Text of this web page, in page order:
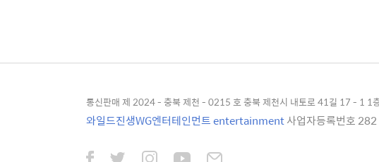
통신판매 제 2024 - 충북 제천 - 0215 호 충북 제천시 내토로 41길 17 - 1
와일드진생WG엔터테인먼트 entertainment사업자등록번호